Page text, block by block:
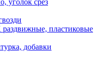
уголок срез
пластиковые
добавки